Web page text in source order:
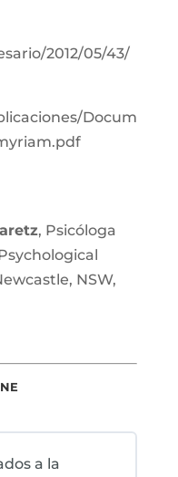
2012/05/43/
Docum
, Psicóloga
NSW,
a la